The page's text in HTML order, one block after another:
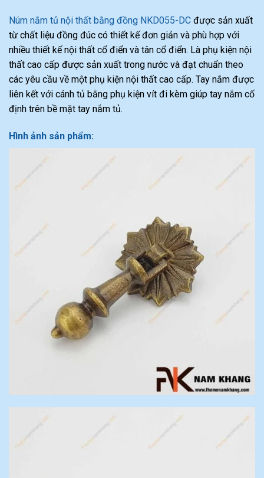
Núm nắm tủ nội thất bằng đồng NKD055-DC được sản xuất
từ chất liệu đồng đúc có thiết kế đơn giản và phù hợp với
nhiều thiết kế nội thất cổ điển và tân cổ điển. Là phụ kiện nội
thất cao cấp được sản xuất trong nước và đạt chuẩn theo
các yêu cầu về một phụ kiện nội thất cao cấp. Tay nắm được
liên kết với cánh tủ bằng phụ kiện vít đi kèm giúp tay nắm cố
định trên bề mặt tay nắm tủ.
Hình ảnh sản phẩm: